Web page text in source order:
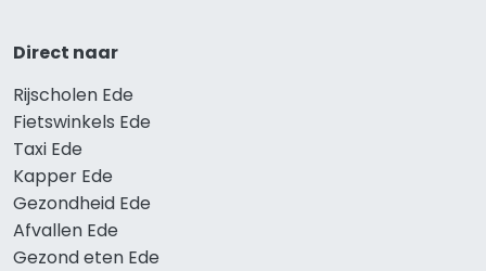
Direct naar
Rijscholen Ede
Fietswinkels Ede
Taxi Ede
Kapper Ede
Gezondheid Ede
Afvallen Ede
Gezond eten Ede